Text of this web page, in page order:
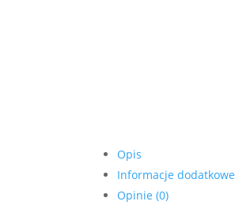
Opis
Informacje dodatkowe
Opinie (0)